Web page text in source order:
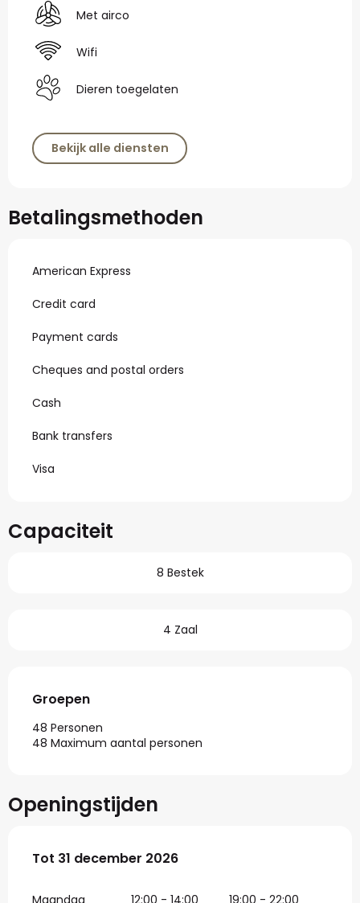
Met airco
Wifi
Dieren toegelaten
Bekijk alle diensten
Betalingsmethoden
American Express
Credit card
Payment cards
Cheques and postal orders
Cash
Bank transfers
Visa
Capaciteit
8 Bestek
4 Zaal
Groepen
Groepen
48 Personen
48 Maximum aantal personen
Openingstijden
Vanaf 5 januari 2026tot
Tot 31 december 2026